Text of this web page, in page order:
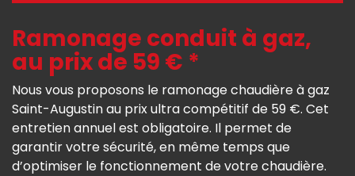
Ramonage conduit à gaz,
au prix de 59 € *
Nous vous proposons le ramonage chaudière à gaz
Saint-Augustin au prix ultra compétitif de 59 €. Cet
entretien annuel est obligatoire. Il permet de
garantir votre sécurité, en même temps que
d’optimiser le fonctionnement de votre chaudière.